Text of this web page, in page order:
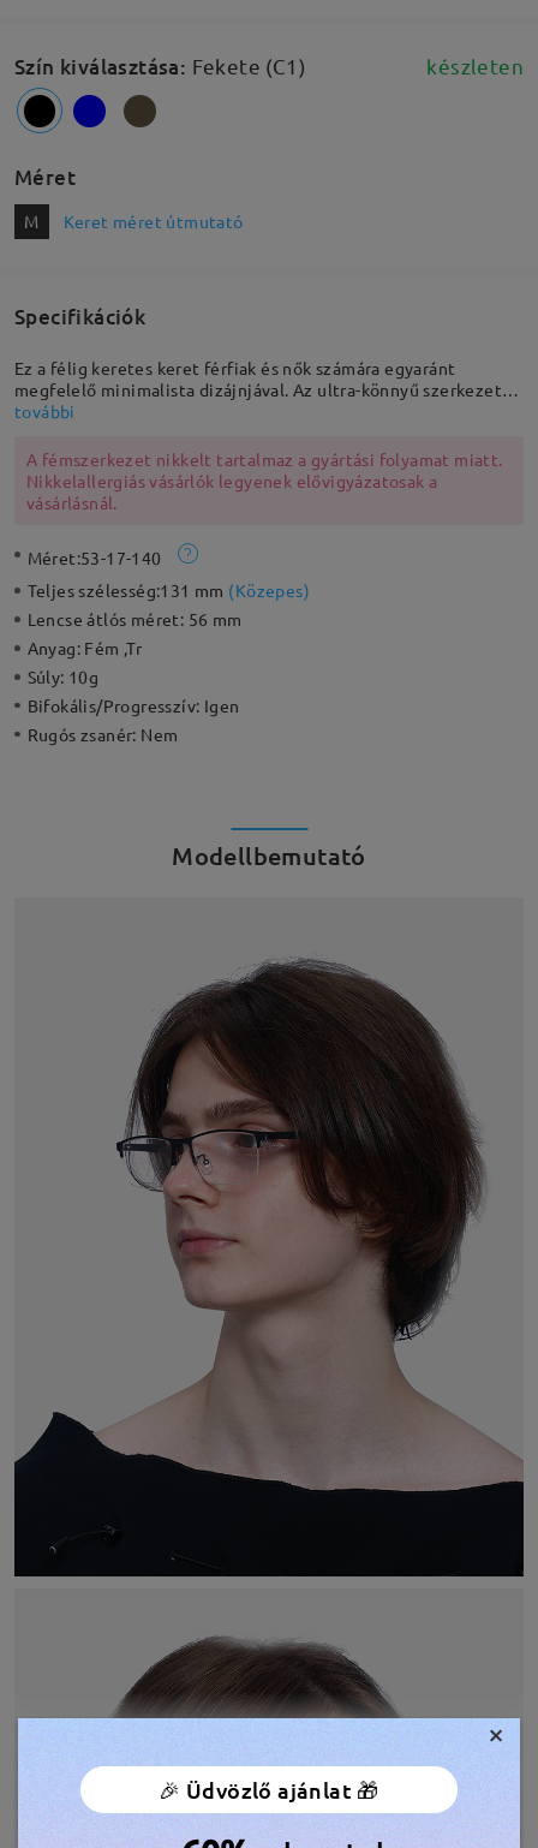
Szín kiválasztása: Fekete (C1) készleten
Méret
M Keret méret útmutató
Specifikációk
Ez a félig keretes keret férfiak és nők számára egyaránt
megfelelő minimalista dizájnjával. Az ultra-könnyű szerkezet
és az állítható orrpárnák kényelmessé teszik a hosszú távú
további
A fémszerkezet nikkelt tartalmaz a gyártási folyamat miatt.
Nikkelallergiás vásárlók legyenek elővigyázatosak a
vásárlásnál.
Méret:53-17-140
Teljes szélesség:131 mm (Közepes)
Lencse átlós méret: 56 mm
Anyag: Fém ,Tr
Súly: 10g
Bifokális/Progresszív: Igen
Rugós zsanér: Nem
Modellbemutató
TOVÁBBIAK MEGJELENÍTÉSE
×
🎉 Üdvözlő ajánlat 🎁